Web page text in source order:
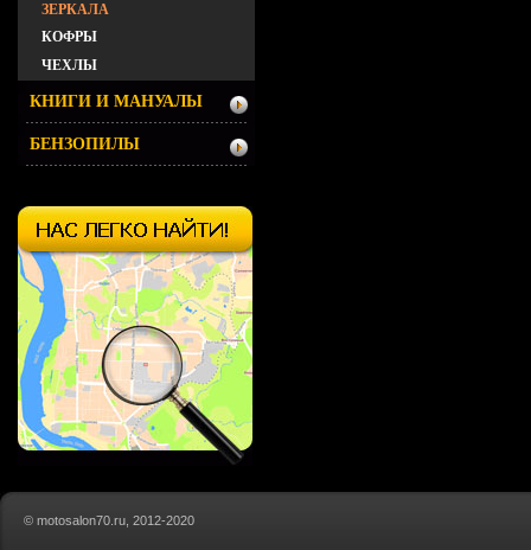
ЗЕРКАЛА
КОФРЫ
ЧЕХЛЫ
КНИГИ И МАНУАЛЫ
БЕНЗОПИЛЫ
© motosalon70.ru, 2012-2020